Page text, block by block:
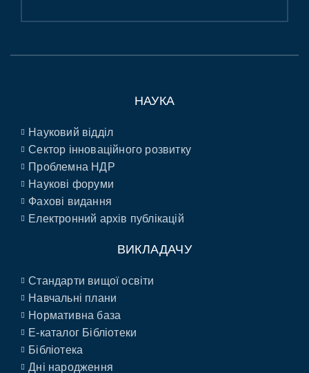
НАУКА
Науковий відділ
Сектор інноваційного розвитку
Проблемна НДР
Наукові форуми
Фахові видання
Електронний архів публікацій
ВИКЛАДАЧУ
Стандарти вищої освіти
Навчальні плани
Нормативна база
E-каталог Бібліотеки
Бібліотека
Дні народження